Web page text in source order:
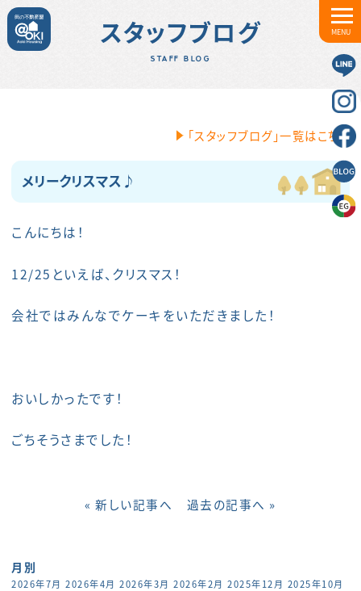
MENU
スタッフブログ
STAFF BLOG
「スタッフブログ」一覧はこちら
メリークリスマス♪
こんにちは！
12/25といえば、クリスマス！
会社ではみんなでケーキをいただきました！
おいしかったです！
ごちそうさまでした！
« 新しい記事へ 過去の記事へ »
月別
2026年7月 2026年4月 2026年3月 2026年2月 2025年12月 2025年10月